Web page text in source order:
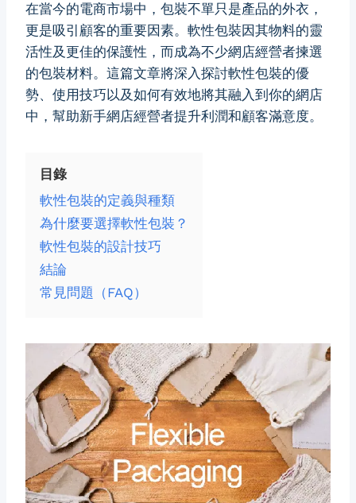
在當今的電商市場中，包裝不單只是產品的外衣，
更是吸引顧客的重要因素。軟性包裝因其物料的靈
活性及更佳的保護性，而成為不少網店經營者揀選
的包裝材料。這篇文章將深入探討軟性包裝的優
勢、使用技巧以及如何有效地將其融入到你的網店
中，幫助新手網店經營者提升利潤和顧客滿意度。
目錄
軟性包裝的定義與種類
為什麼要選擇軟性包裝？
軟性包裝的設計技巧
結論
常見問題（FAQ）